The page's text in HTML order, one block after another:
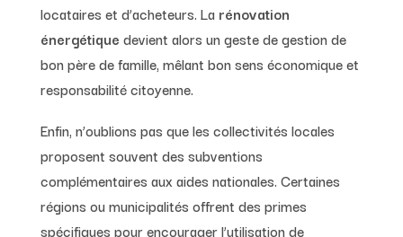
locataires et d’acheteurs. La rénovation
énergétique devient alors un geste de gestion de
bon père de famille, mêlant bon sens économique et
responsabilité citoyenne.
Enfin, n’oublions pas que les collectivités locales
proposent souvent des subventions
complémentaires aux aides nationales. Certaines
régions ou municipalités offrent des primes
spécifiques pour encourager l’utilisation de